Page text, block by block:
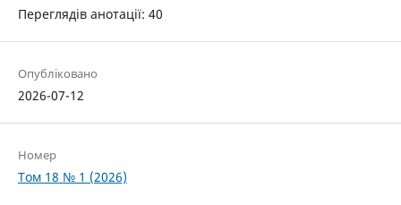
Переглядів анотації: 40
Опубліковано
2026-07-12
Номер
Том 18 № 1 (2026)